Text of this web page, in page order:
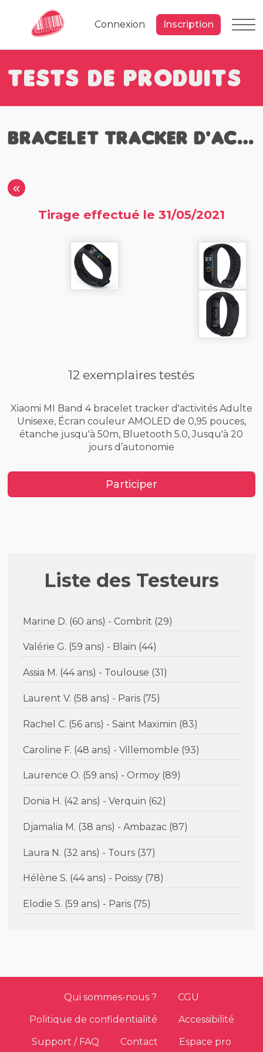
Connexion Inscription
Tests de Produits
Bracelet tracker d'activités
«
Tirage effectué le 31/05/2021
12 exemplaires testés
Xiaomi MI Band 4 bracelet tracker d'activités Adulte
Unisexe, Écran couleur AMOLED de 0,95 pouces,
étanche jusqu'à 50m, Bluetooth 5.0, Jusqu'à 20
jours d’autonomie
Participer
Liste des Testeurs
Marine D. (60 ans) - Combrit (29)
Valérie G. (59 ans) - Blain (44)
Assia M. (44 ans) - Toulouse (31)
Laurent V. (58 ans) - Paris (75)
Rachel C. (56 ans) - Saint Maximin (83)
Caroline F. (48 ans) - Villemomble (93)
Laurence O. (59 ans) - Ormoy (89)
Donia H. (42 ans) - Verquin (62)
Djamalia M. (38 ans) - Ambazac (87)
Laura N. (32 ans) - Tours (37)
Hélène S. (44 ans) - Poissy (78)
Elodie S. (59 ans) - Paris (75)
Qui sommes-nous ?
CGU
Politique de confidentialité
Accessibilité
Support / FAQ
Contact Espace pro